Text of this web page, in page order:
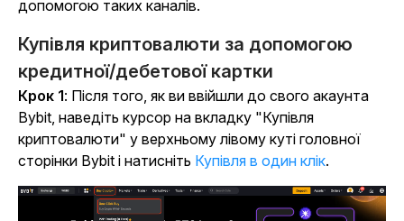
допомогою таких каналів.
Купівля криптовалюти за допомогою
кредитної/дебетової картки
Крок 1: Після того, як ви ввійшли до свого акаунта
Bybit, наведіть курсор на вкладку "Купівля
криптовалюти" у верхньому лівому куті головної
сторінки Bybit і натисніть Купівля в один клік.